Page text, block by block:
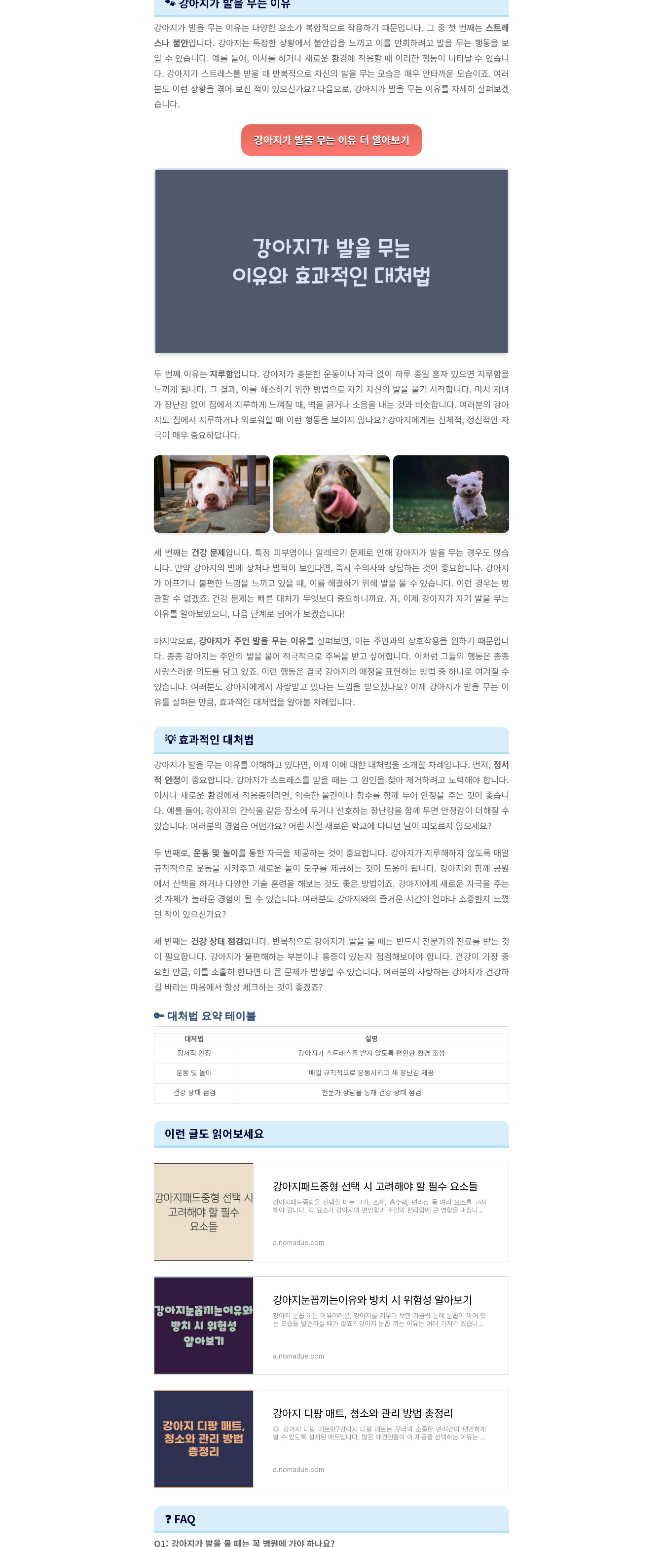
강아지가 발을 무는 이유는 다양한 요소가 복합적으로 작용하기 때문입니다. 그 중 첫 번째는 스트레
스나 불안입니다. 강아지는 특정한 상황에서 불안감을 느끼고 이를 만회하려고 발을 무는 행동을 보
일 수 있습니다. 예를 들어, 이사를 하거나 새로운 환경에 적응할 때 이러한 행동이 나타날 수 있습니
다. 강아지가 스트레스를 받을 때 반복적으로 자신의 발을 무는 모습은 매우 안타까운 모습이죠. 여러
분도 이런 상황을 겪어 보신 적이 있으신가요? 다음으로, 강아지가 발을 무는 이유를 자세히 살펴보겠
습니다.
강아지가 발을 무는 이유 더 알아보기
두 번째 이유는지루함입니다. 강아지가 충분한 운동이나 자극 없이 하루 종일 혼자 있으면 지루함을
느끼게 됩니다. 그 결과, 이를 해소하기 위한 방법으로 자기 자신의 발을 물기 시작합니다. 마치 자녀
가 장난감 없이 집에서 지루하게 느껴질 때, 벽을 긁거나 소음을 내는 것과 비슷합니다. 여러분의 강아
지도 집에서 지루하거나 외로워할 때 이런 행동을 보이지 않나요? 강아지에게는 신체적, 정신적인 자
극이 매우 중요하답니다.
세 번째는 건강 문제입니다. 특정 피부염이나 알레르기 문제로 인해 강아지가 발을 무는 경우도 많습
니다. 만약 강아지의 발에 상처나 발적이 보인다면, 즉시 수의사와 상담하는 것이 중요합니다. 강아지
가 아프거나 불편한 느낌을 느끼고 있을 때, 이를 해결하기 위해 발을 물 수 있습니다. 이런 경우는 방
관할 수 없겠죠. 건강 문제는 빠른 대처가 무엇보다 중요하니까요. 자, 이제 강아지가 자기 발을 무는
이유를 알아보았으니, 다음 단계로 넘어가 보겠습니다!
마지막으로, 강아지가 주인 발을 무는 이유를 살펴보면, 이는 주인과의 상호작용을 원하기 때문입니
다. 종종 강아지는 주인의 발을 물어 적극적으로 주목을 받고 싶어합니다. 이처럼 그들의 행동은 종종
사랑스러운 의도를 담고 있죠. 이런 행동은 결국 강아지의 애정을 표현하는 방법 중 하나로 여겨질 수
있습니다. 여러분도 강아지에게서 사랑받고 있다는 느낌을 받으셨나요? 이제 강아지가 발을 무는 이
유를 살펴본 만큼, 효과적인 대처법을 알아볼 차례입니다.
💡 효과적인 대처법
강아지가 발을 무는 이유를 이해하고 있다면, 이제 이에 대한 대처법을 소개할 차례입니다. 먼저, 정서
적 안정이 중요합니다. 강아지가 스트레스를 받을 때는 그 원인을 찾아 제거하려고 노력해야 합니다.
이사나 새로운 환경에서 적응중이라면, 익숙한 물건이나 향수를 함께 두어 안정을 주는 것이 좋습니
다. 예를 들어, 강아지의 간식을 같은 장소에 두거나 선호하는 장난감을 함께 두면 안정감이 더해질 수
있습니다. 여러분의 경험은 어떤가요? 어린 시절 새로운 학교에 다니던 날이 떠오르지 않으세요?
두 번째로, 운동 및 놀이를 통한 자극을 제공하는 것이 중요합니다. 강아지가 지루해하지 않도록 매일
규칙적으로 운동을 시켜주고 새로운 놀이 도구를 제공하는 것이 도움이 됩니다. 강아지와 함께 공원
에서 산책을 하거나 다양한 기술 훈련을 해보는 것도 좋은 방법이죠. 강아지에게 새로운 자극을 주는
것 자체가 놀라운 경험이 될 수 있습니다. 여러분도 강아지와의 즐거운 시간이 얼마나 소중한지 느꼈
던 적이 있으신가요?
세 번째는 건강 상태 점검입니다. 반복적으로 강아지가 발을 물 때는 반드시 전문가의 진료를 받는 것
이 필요합니다. 강아지가 불편해하는 부분이나 통증이 있는지 점검해보아야 합니다. 건강이 가장 중
요한 만큼, 이를 소홀히 한다면 더 큰 문제가 발생할 수 있습니다. 여러분의 사랑하는 강아지가 건강하
길 바라는 마음에서 항상 체크하는 것이 좋겠죠?
🔑 대처법 요약 테이블
대처법
설명
정서적 안정
강아지가 스트레스를 받지 않도록 편안한 환경 조성
운동 및 놀이
매일 규칙적으로 운동시키고 새 장난감 제공
건강 상태 점검
전문가 상담을 통해 건강 상태 점검
이런 글도 읽어보세요
강아지패드중형 선택 시 고려해야 할 필수 요소들
강아지패드중형을 선택할 때는 크기, 소재, 흡수력, 편리성 등 여러 요소를 고려
해야 합니다. 각 요소가 강아지의 편안함과 주인의 편리함에 큰 영향을 미칩니다.
a.nomadue.com
강아지눈꼽끼는이유와 방치 시 위험성 알아보기
강아지 눈꼽 끼는 이유여러분, 강아지를 키우다 보면 가끔씩 눈에 눈꼽이 끼어 있
는 모습을 발견하실 때가 많죠? 강아지 눈꼽 끼는 이유는 여러 가지가 있습니다.
a.nomadue.com
강아지 디팡 매트, 청소와 관리 방법 총정리
🐶 강아지 디팡 매트란?강아지 디팡 매트는 우리의 소중한 반려견이 편안하게
쉴 수 있도록 설계된 매트입니다. 많은 애견인들이 이 제품을 선택하는 이유는 단
a.nomadue.com
❓ FAQ
Q1: 강아지가 발을 물 때는 꼭 병원에 가야 하나요?